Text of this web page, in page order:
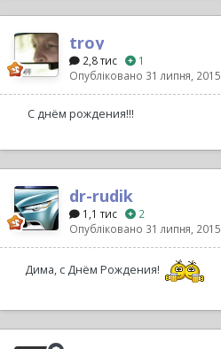
troy
2,8 тис
1
Опубліковано 31 липня, 2015
С днём рождения!!!
dr-rudik
1,1 тис
2
Опубліковано 31 липня, 2015
Дима, с Днём Рождения!